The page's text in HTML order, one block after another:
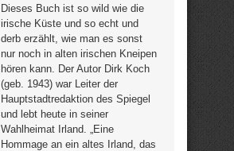
Dieses Buch ist so wild wie die
irische Küste und so echt und
derb erzählt, wie man es sonst
nur noch in alten irischen Kneipen
hören kann. Der Autor Dirk Koch
(geb. 1943) war Leiter der
Hauptstadtredaktion des Spiegel
und lebt heute in seiner
Wahlheimat Irland. „Eine
Hommage an ein altes Irland, das